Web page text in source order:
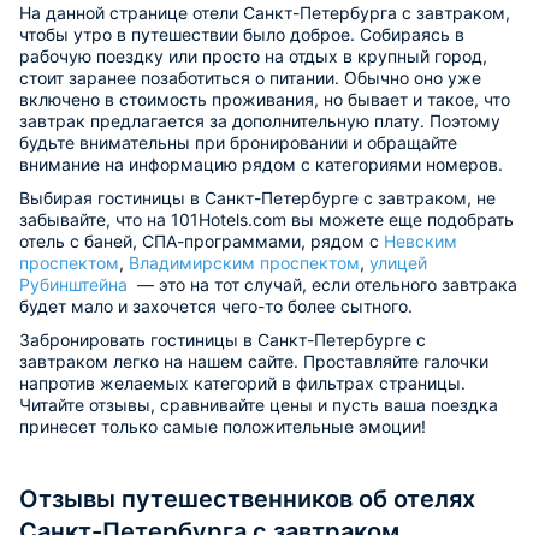
На данной странице отели Санкт-Петербурга с завтраком,
чтобы утро в путешествии было доброе. Собираясь в
рабочую поездку или просто на отдых в крупный город,
стоит заранее позаботиться о питании. Обычно оно уже
включено в стоимость проживания, но бывает и такое, что
завтрак предлагается за дополнительную плату. Поэтому
будьте внимательны при бронировании и обращайте
внимание на информацию рядом с категориями номеров.
Выбирая гостиницы в Санкт-Петербурге с завтраком, не
забывайте, что на 101Hotels.com вы можете еще подобрать
отель с баней, СПА-программами, рядом с Невским
проспектом, Владимирским проспектом, улицей
Рубинштейна — это на тот случай, если отельного завтрака
будет мало и захочется чего-то более сытного.
Забронировать гостиницы в Санкт-Петербурге с
завтраком легко на нашем сайте. Проставляйте галочки
напротив желаемых категорий в фильтрах страницы.
Читайте отзывы, сравнивайте цены и пусть ваша поездка
принесет только самые положительные эмоции!
Отзывы путешественников об отелях